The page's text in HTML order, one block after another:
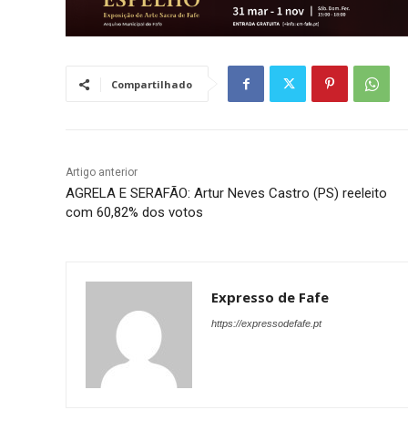
Compartilhado
Artigo anterior
AGRELA E SERAFÃO: Artur Neves Castro (PS) reeleito
com 60,82% dos votos
Expresso de Fafe
https://expressodefafe.pt